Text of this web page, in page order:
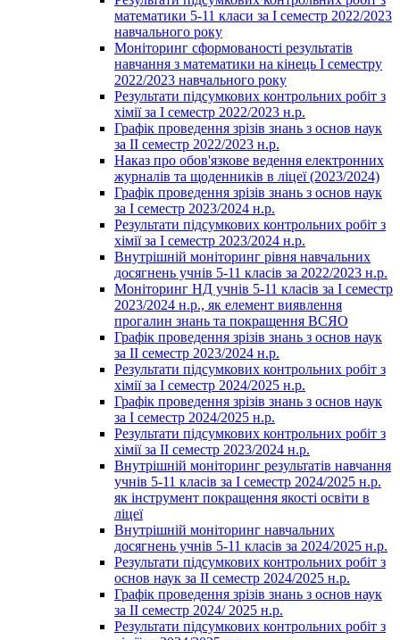
математики 5-11 класи за І семестр 2022/2023
навчального року
Моніторинг сформованості результатів
навчання з математики на кінець І семестру
2022/2023 навчального року
Результати підсумкових контрольних робіт з
хімії за І семестр 2022/2023 н.р.
Графік проведення зрізів знань з основ наук
за ІІ семестр 2022/2023 н.р.
Наказ про обов'язкове ведення електронних
журналів та щоденників в ліцеї (2023/2024)
Графік проведення зрізів знань з основ наук
за І семестр 2023/2024 н.р.
Результати підсумкових контрольних робіт з
хімії за І семестр 2023/2024 н.р.
Внутрішній моніторинг рівня навчальних
досягнень учнів 5-11 класів за 2022/2023 н.р.
Моніторинг НД учнів 5-11 класів за І семестр
2023/2024 н.р., як елемент виявлення
прогалин знань та покращення ВСЯО
Графік проведення зрізів знань з основ наук
за ІІ семестр 2023/2024 н.р.
Результати підсумкових контрольних робіт з
хімії за І семестр 2024/2025 н.р.
Графік проведення зрізів знань з основ наук
за І семестр 2024/2025 н.р.
Результати підсумкових контрольних робіт з
хімії за ІІ семестр 2023/2024 н.р.
Внутрішній моніторинг результатів навчання
учнів 5-11 класів за І семестр 2024/2025 н.р.
як інструмент покращення якості освіти в
ліцеї
Внутрішній моніторинг навчальних
досягнень учнів 5-11 класів за 2024/2025 н.р.
Результати підсумкових контрольних робіт з
основ наук за ІІ семестр 2024/2025 н.р.
Графік проведення зрізів знань з основ наук
за ІІ семестр 2024/ 2025 н.р.
Результати підсумкових контрольних робіт з